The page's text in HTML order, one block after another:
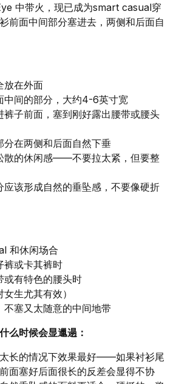
中带火，现已成为smart casual穿
前面中间部分塞进去，两侧和后面自
放在外面
中间的部分，大约4-6英寸宽
裤子前面，塞到刚好露出腰带或腰头
分在两侧和后面自然下垂
散的休闲感——不要拉太紧，但要整
应该形成自然的垂坠感，不要像硬折
和休闲场合
裤或卡其裤时
或有特色的腰头时
生尤其有效）
不塞又太随意的中间地带
么时候会显邋遢：
长的情况下效果最好——如果衬衫尾
面塞好后面很长的反差会显得不协